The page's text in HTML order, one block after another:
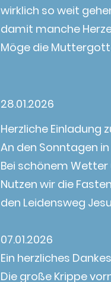
wirklich so weit
damit manche
Möge die
28.01.2026
Herzliche Einladung
An den Sonntagen
Bei schönem
Nutzen wir die
den Leidensweg
07.01.2026
Ein herzliches
Die große Krippe